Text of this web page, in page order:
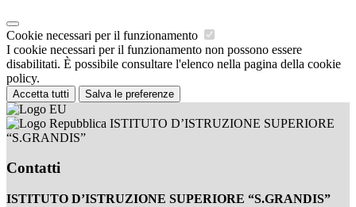
Cookie necessari per il funzionamento
I cookie necessari per il funzionamento non possono essere
disabilitati. È possibile consultare l'elenco nella pagina della cookie
policy.
Accetta tutti Salva le preferenze
ISTITUTO D’ISTRUZIONE SUPERIORE
“S.GRANDIS”
Contatti
ISTITUTO D’ISTRUZIONE SUPERIORE “S.GRANDIS”